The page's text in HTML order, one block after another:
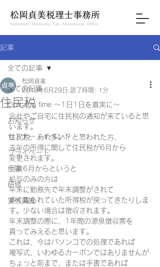
記事
全ての記事
One at a time ～1日1日を着実に～
お知らせ
セミナー・イベント
プライベート
仕事
研修
実態調査
全ての記事
住民税
松岡貞美
2019年6月29日 読了時間: 1分
会社やご自宅に住民税の通知が来ていると思
います。
住民税、あれ多い？と思われた方、
去年の所得に関して住民税が6月から
変更されます。
何故6月からというと
給与のみの方は
年末に勤務先で年末調整がされて
多く取られていた所得税が戻ってきたりしま
す。少ない場合は徴収されます。
年末調整の際に、1年間の源泉徴収票を
貰ってみえると思います。
これは、今はパソンコでの処理であれば
複写式、いわゆるカーボンではありませんが
ちょっと前まで、または手書であれば